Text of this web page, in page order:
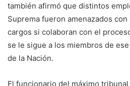
también afirmó que distintos
Suprema fueron amenazados
cargos si colaboran con el
se le sigue a los miembros de
de la Nación.
El funcionario del máximo